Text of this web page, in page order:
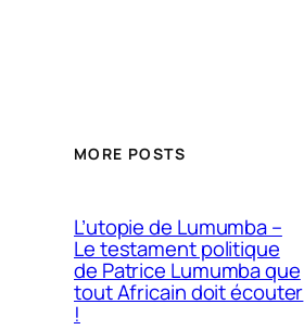
MORE POSTS
L’utopie de Lumumba –
Le testament politique
de Patrice Lumumba que
tout Africain doit écouter
!